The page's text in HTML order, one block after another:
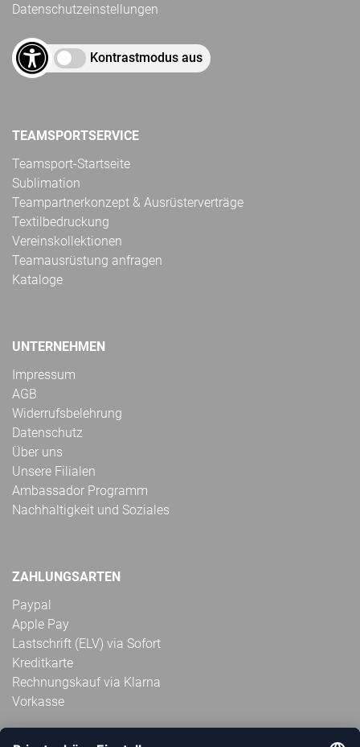
Datenschutzeinstellungen
Kontrastmodus aus
TEAMSPORTSERVICE
Teamsport-Startseite
Sublimation
Teampartnerkonzept & Ausrüsterverträge
Textilbedruckung
Vereinskollektionen
Teamausrüstung anfragen
Kataloge
UNTERNEHMEN
Impressum
AGB
Widerrufsbelehrung
Datenschutz
Über uns
Unsere Filialen
Ambassador Programm
Nachhaltigkeit und Soziales
ZAHLUNGSARTEN
Paypal
Apple Pay
Lastschrift (ELV) via Sofort
Kreditkarte
Rechnungskauf via Klarna
Vorkasse